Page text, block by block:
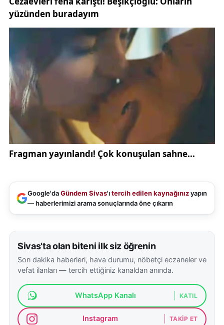
Öte yandan olayla ilgili resmi açıklamaların ve
soruşturma sürecine ilişkin gelişmelerin ilerleyen
saatlerde netlik kazanması bekleniyor. Güvenlik ve
soruşturma süreçlerine ilişkin resmi bilgilendirmeler
ise İçişleri Bakanlığı ve ilgili emniyet birimleri
tarafından kamuoyuyla paylaşılabilecek.
Resmi kurumların duyuruları için:
İçişleri Bakanlığı:
https://www.icisleri.gov.tr
Sivas Valiliği:https://www.sivas.gov.tr
Polis ekiplerinin olayla ilgili başlattığı inceleme
Google'daGündem Sivas'ıtercih edilen kaynağınızyapın
— haberlerimizi arama sonuçlarında öne çıkarın
Sivas'ta olan biteni ilk siz öğrenin
Son dakika haberleri, hava durumu, nöbetçi eczaneler ve
vefat ilanları — tercih ettiğiniz kanaldan anında.
WhatsApp Kanalı KATIL
Instagram TAKIP ET